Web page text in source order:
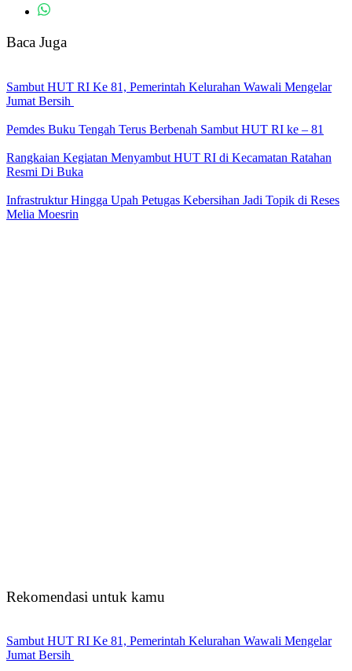
Baca Juga
Sambut HUT RI Ke 81, Pemerintah Kelurahan Wawali Mengelar
Jumat Bersih
Pemdes Buku Tengah Terus Berbenah Sambut HUT RI ke – 81
Rangkaian Kegiatan Menyambut HUT RI di Kecamatan Ratahan
Resmi Di Buka
Infrastruktur Hingga Upah Petugas Kebersihan Jadi Topik di Reses
Melia Moesrin
Rekomendasi untuk kamu
Sambut HUT RI Ke 81, Pemerintah Kelurahan Wawali Mengelar
Jumat Bersih